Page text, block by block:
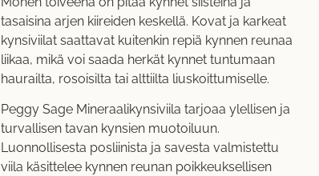
tasaisina arjen kiireiden keskellä. Kovat ja karkeat
kynsiviilat saattavat kuitenkin repiä kynnen reunaa
liikaa, mikä voi saada herkät kynnet tuntumaan
haurailta, rosoisilta tai alttiilta liuskoittumiselle.
Peggy Sage Mineraalikynsiviila tarjoaa ylellisen ja
turvallisen tavan kynsien muotoiluun.
Luonnollisesta posliinista ja savesta valmistettu
viila käsittelee kynnen reunan poikkeuksellisen